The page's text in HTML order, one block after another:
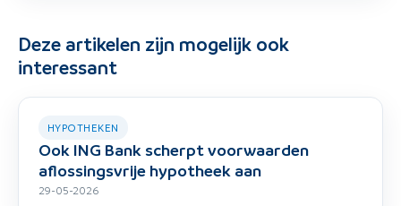
Deze artikelen zijn mogelijk ook
interessant
HYPOTHEKEN
Ook ING Bank scherpt voorwaarden
aflossingsvrije hypotheek aan
29-05-2026